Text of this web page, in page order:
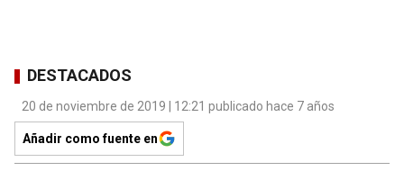
DESTACADOS
20 de noviembre de 2019 | 12:21 publicado hace 7 años
Añadir como fuente en